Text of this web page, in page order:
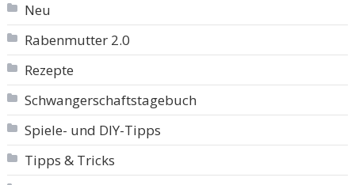
Neu
Rabenmutter 2.0
Rezepte
Schwangerschaftstagebuch
Spiele- und DIY-Tipps
Tipps & Tricks